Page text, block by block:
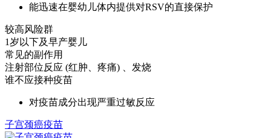
能迅速在婴幼儿体内提供对RSV的直接保护
较高风险群
1岁以下及早产婴儿
常见的副作用
注射部位反应 (红肿、疼痛) 、发烧
谁不应接种疫苗
对疫苗成分出现严重过敏反应
子宫颈癌疫苗